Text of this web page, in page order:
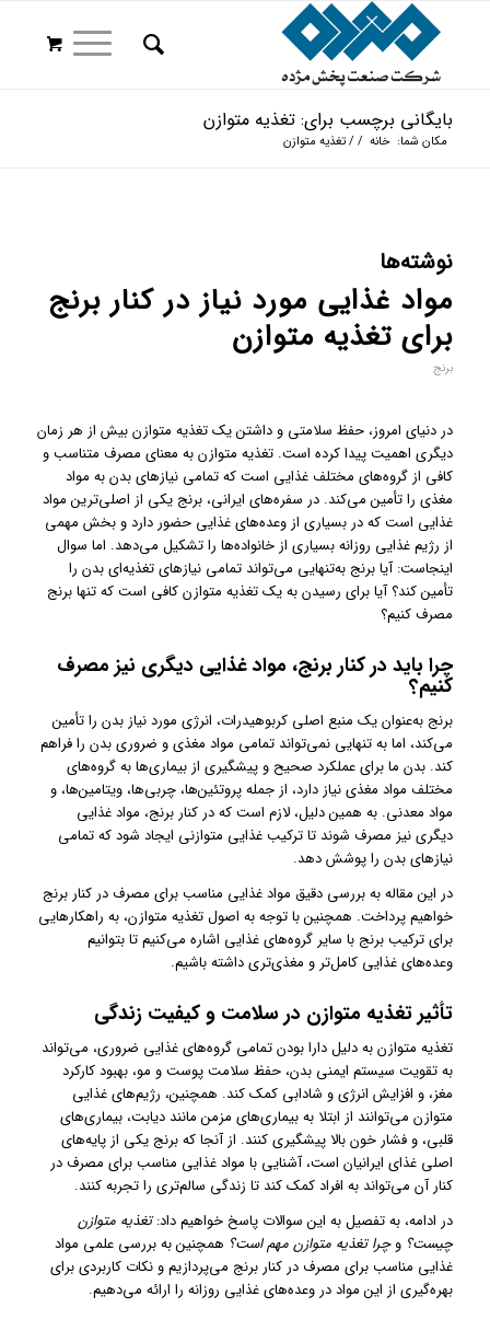
بایگانی برچسب برای: تغذیه متوازن
مکان شما: خانه /
/ تغذیه متوازن
نوشته‌ها
مواد غذایی مورد نیاز در کنار برنج
برای تغذیه متوازن
برنج
در دنیای امروز، حفظ سلامتی و داشتن یک تغذیه متوازن بیش از هر زمان
دیگری اهمیت پیدا کرده است. تغذیه متوازن به معنای مصرف متناسب و
کافی از گروه‌های مختلف غذایی است که تمامی نیازهای بدن به مواد
مغذی را تأمین می‌کند. در سفره‌های ایرانی، برنج یکی از اصلی‌ترین مواد
غذایی است که در بسیاری از وعده‌های غذایی حضور دارد و بخش مهمی
از رژیم غذایی روزانه بسیاری از خانواده‌ها را تشکیل می‌دهد. اما سوال
اینجاست: آیا برنج به‌تنهایی می‌تواند تمامی نیازهای تغذیه‌ای بدن را
تأمین کند؟ آیا برای رسیدن به یک تغذیه متوازن کافی است که تنها برنج
مصرف کنیم؟
چرا باید در کنار برنج، مواد غذایی دیگری نیز مصرف
کنیم؟
برنج به‌عنوان یک منبع اصلی کربوهیدرات، انرژی مورد نیاز بدن را تأمین
می‌کند، اما به تنهایی نمی‌تواند تمامی مواد مغذی و ضروری بدن را فراهم
کند. بدن ما برای عملکرد صحیح و پیشگیری از بیماری‌ها به گروه‌های
مختلف مواد مغذی نیاز دارد، از جمله پروتئین‌ها، چربی‌ها، ویتامین‌ها، و
مواد معدنی. به همین دلیل، لازم است که در کنار برنج، مواد غذایی
دیگری نیز مصرف شوند تا ترکیب غذایی متوازنی ایجاد شود که تمامی
نیازهای بدن را پوشش دهد.
در این مقاله به بررسی دقیق مواد غذایی مناسب برای مصرف در کنار برنج
خواهیم پرداخت. همچنین با توجه به اصول تغذیه متوازن، به راهکارهایی
برای ترکیب برنج با سایر گروه‌های غذایی اشاره می‌کنیم تا بتوانیم
وعده‌های غذایی کامل‌تر و مغذی‌تری داشته باشیم.
تأثیر تغذیه متوازن در سلامت و کیفیت زندگی
تغذیه متوازن به دلیل دارا بودن تمامی گروه‌های غذایی ضروری، می‌تواند
به تقویت سیستم ایمنی بدن، حفظ سلامت پوست و مو، بهبود کارکرد
مغز، و افزایش انرژی و شادابی کمک کند. همچنین، رژیم‌های غذایی
متوازن می‌توانند از ابتلا به بیماری‌های مزمن مانند دیابت، بیماری‌های
قلبی، و فشار خون بالا پیشگیری کنند. از آنجا که برنج یکی از پایه‌های
اصلی غذای ایرانیان است، آشنایی با مواد غذایی مناسب برای مصرف در
کنار آن می‌تواند به افراد کمک کند تا زندگی سالم‌تری را تجربه کنند.
در ادامه، به تفصیل به این سوالات پاسخ خواهیم داد:تغذیه متوازن
چیست؟ وچرا تغذیه متوازن مهم است؟ همچنین به بررسی علمی مواد
غذایی مناسب برای مصرف در کنار برنج می‌پردازیم و نکات کاربردی برای
بهره‌گیری از این مواد در وعده‌های غذایی روزانه را ارائه می‌دهیم.